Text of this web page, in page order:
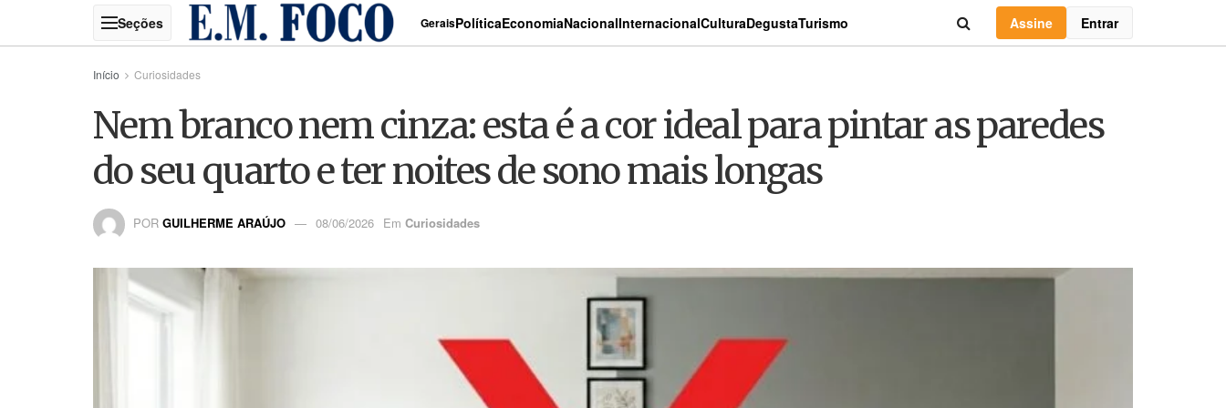
GeraisPolíticaEconomiaNacionalInternacionalCulturaDegustaTurismo Assine Entrar
Início Curiosidades
Nem branco nem cinza: esta é a cor ideal para pintar as paredes
do seu quarto e ter noites de sono mais longas
POR GUILHERME ARAÚJO 08/06/2026 Em Curiosidades